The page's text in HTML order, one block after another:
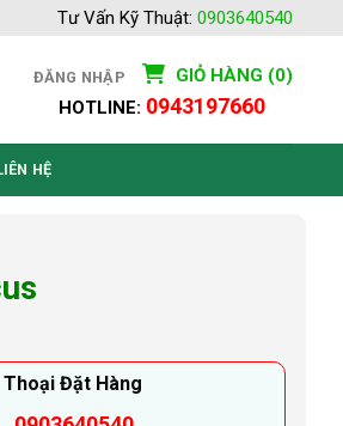
Tư Vấn Kỹ Thuật: 0903640540
ĐĂNG NHẬP
GIỎ HÀNG (0)
HOTLINE: 0943197660
HỆ
Đặt Hàng